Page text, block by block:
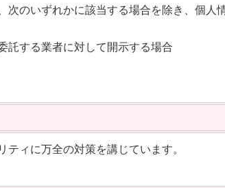
のいずれかに該当する場合を除き、個人
託する業者に対して開示する場合
ィに万全の対策を講じています。